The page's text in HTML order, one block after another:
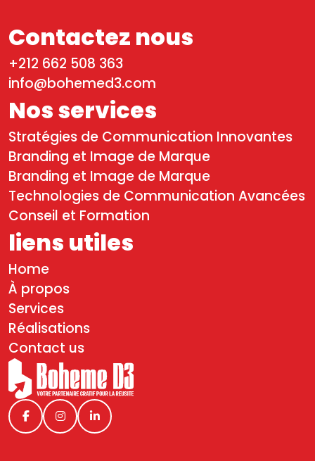
liens utiles
Home
À propos
Services
Réalisations
Contact us
Nos services
Stratégies de Communication Innovantes
Branding et Image de Marque
Branding et Image de Marque
Technologies de Communication Avancées
Conseil et Formation
Contactez nous
+212 662 508 363
info@bohemed3.com